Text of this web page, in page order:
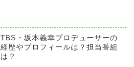
TBS・坂本義幸プロデューサーの
経歴やプロフィールは？担当番組
は？